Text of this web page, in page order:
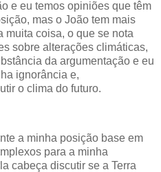
e eu temos opiniões que têm
mas o João tem mais
muita coisa, o que se nota
sobre alterações climáticas,
da argumentação e eu
ignorância e,
o clima do futuro.
a minha posição base em
para a minha
cabeça discutir se a Terra